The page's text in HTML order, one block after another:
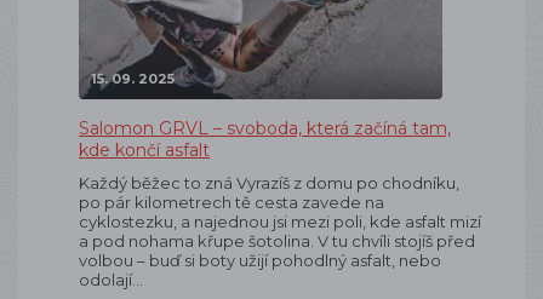
15. 09. 2025
Salomon GRVL – svoboda, která začíná tam,
kde končí asfalt
Každý běžec to zná Vyrazíš z domu po chodníku,
po pár kilometrech tě cesta zavede na
cyklostezku, a najednou jsi mezi poli, kde asfalt mizí
a pod nohama křupe šotolina. V tu chvíli stojíš před
volbou – buď si boty užijí pohodlný asfalt, nebo
odolají…